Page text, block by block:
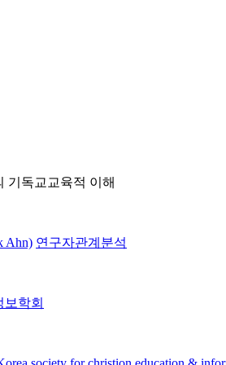
기독교교육적 이해
Ahn) 연구자관계분석
학회